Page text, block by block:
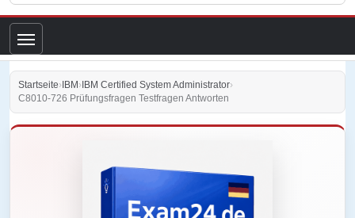
Startseite› IBM › IBM Certified System Administrator›
C8010-726 Prüfungsfragen Testfragen Antworten